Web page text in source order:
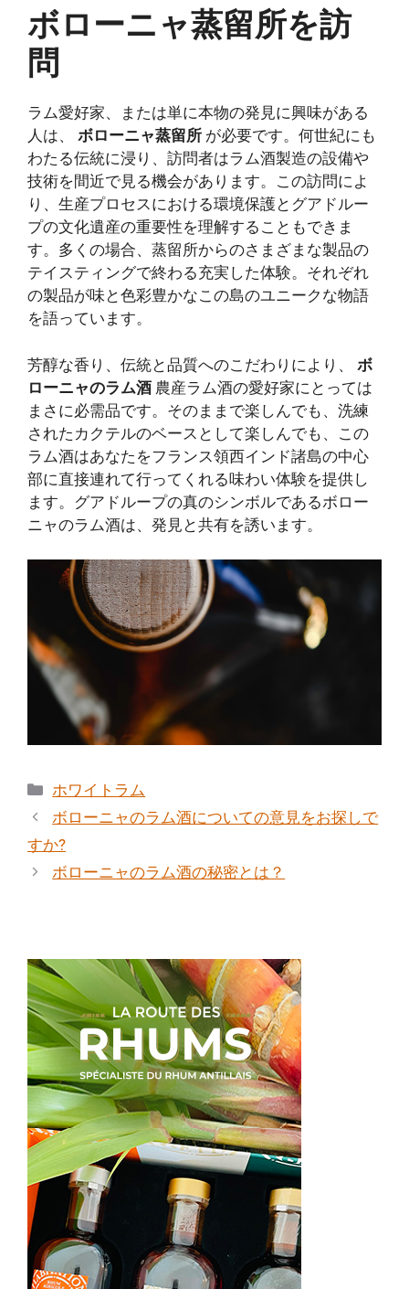
ボローニャ蒸留所を訪
問
ラム愛好家、または単に本物の発見に興味がある
人は、 ボローニャ蒸留所 が必要です。何世紀にも
わたる伝統に浸り、訪問者はラム酒製造の設備や
技術を間近で見る機会があります。この訪問によ
り、生産プロセスにおける環境保護とグアドルー
プの文化遺産の重要性を理解することもできま
す。多くの場合、蒸留所からのさまざまな製品の
テイスティングで終わる充実した体験。それぞれ
の製品が味と色彩豊かなこの島のユニークな物語
を語っています。
芳醇な香り、伝統と品質へのこだわりにより、 ボ
ローニャのラム酒 農産ラム酒の愛好家にとっては
まさに必需品です。そのままで楽しんでも、洗練
されたカクテルのベースとして楽しんでも、この
ラム酒はあなたをフランス領西インド諸島の中心
部に直接連れて行ってくれる味わい体験を提供し
ます。グアドループの真のシンボルであるボロー
ニャのラム酒は、発見と共有を誘います。
カ
テ
リ
ー
ホワイトラム
ボローニャのラム酒についての意見をお探しで
すか?
ボローニャのラム酒の秘密とは？